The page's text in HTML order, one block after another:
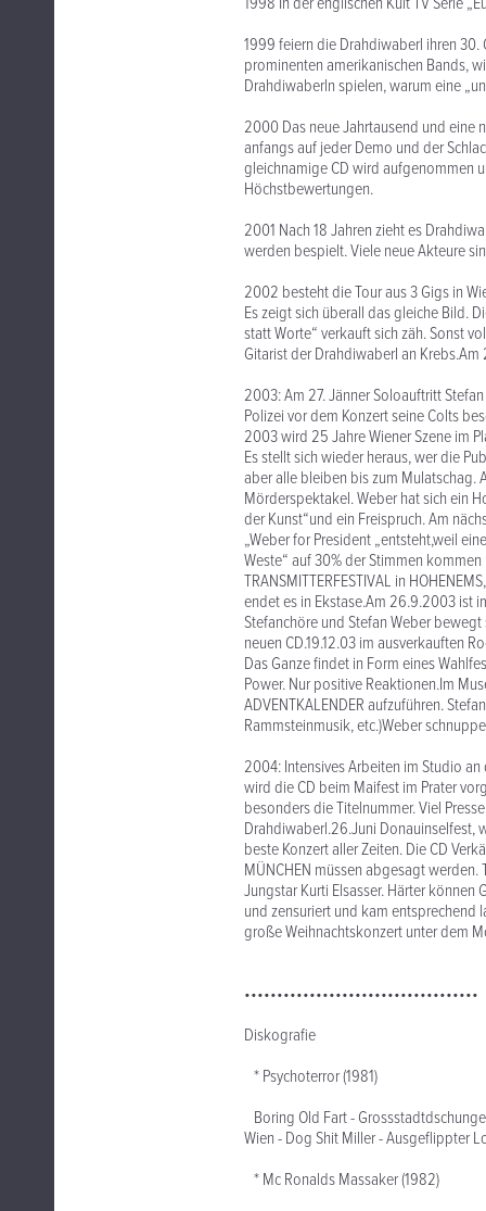
1999 feiern die Drahdiwaberl ihren 30.
prominenten amerikanischen Bands,
Drahdiwaberln spielen, warum eine
2000 Das neue Jahrtausend und eine
anfangs auf jeder Demo und der
gleichnamige CD wird aufgenommen
Höchstbewertungen.
2001 Nach 18 Jahren zieht es
werden bespielt. Viele neue Akteure
2002 besteht die Tour aus 3 Gigs in
Es zeigt sich überall das gleiche Bild.
statt Worte“ verkauft sich zäh. Sonst
Gitarist der Drahdiwaberl an Krebs.Am
2003: Am 27. Jänner Soloauftritt
Polizei vor dem Konzert seine Colts
2003 wird 25 Jahre Wiener Szene im
Es stellt sich wieder heraus, wer die
aber alle bleiben bis zum Mulatschag.
Mörderspektakel. Weber hat sich ein
der Kunst“und ein Freispruch. Am
„Weber for President „entsteht,weil
Weste“ auf 30% der Stimmen
TRANSMITTERFESTIVAL in
endet es in Ekstase.Am 26.9.2003 ist
Stefanchöre und Stefan Weber
neuen CD.19.12.03 im ausverkauften
Das Ganze findet in Form eines
Power. Nur positive Reaktionen.Im
ADVENTKALENDER aufzuführen.
Rammsteinmusik, etc.)Weber
2004: Intensives Arbeiten im Studio
wird die CD beim Maifest im Prater
besonders die Titelnummer. Viel
Drahdiwaberl.26.Juni Donauinselfest,
beste Konzert aller Zeiten. Die CD
MÜNCHEN müssen abgesagt
Jungstar Kurti Elsasser. Härter
und zensuriert und kam entsprechend
große Weihnachtskonzert unter dem
••••••••••••••••••••••••••••••••••••
Diskografie
* Psychoterror (1981)
Boring Old Fart -
Wien - Dog Shit Miller - Ausgeflippter
* Mc Ronalds Massaker (1982)